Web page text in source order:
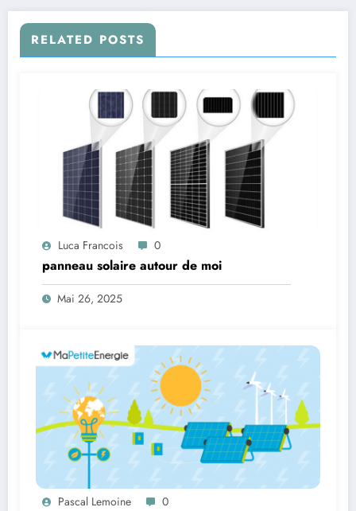
RELATED POSTS
Luca Francois 0
panneau solaire autour de moi
Mai 26, 2025
Pascal Lemoine 0